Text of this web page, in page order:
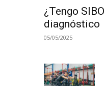
¿Tengo
diagnóstico
05/05/2025